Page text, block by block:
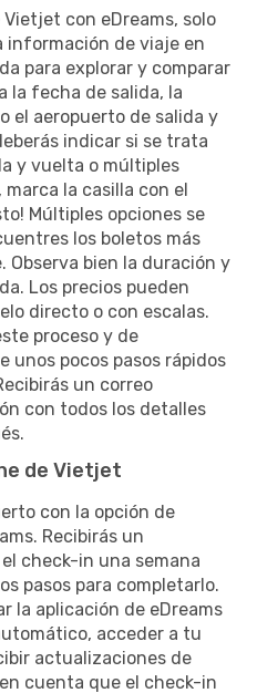
con eDreams, solo
información de viaje en
para explorar y comparar
la fecha de salida, la
el aeropuerto de salida y
indicar si se trata
y vuelta o múltiples
la casilla con el
Múltiples opciones se
los boletos más
bien la duración y
Los precios pueden
directo o con escalas.
proceso y de
unos pocos pasos rápidos
un correo
con todos los detalles
de Vietjet
con la opción de
Recibirás un
check-in una semana
pasos para completarlo.
la aplicación de eDreams
acceder a tu
actualizaciones de
cuenta que el check-in